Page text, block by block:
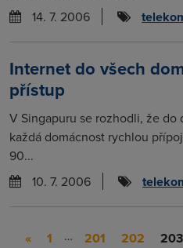
14. 7. 2006
Internet do všech
přístup
V Singapuru se rozhodli, že
každá domácnost rychlou
90...
10. 7. 2006
« 1 … 201 202 203